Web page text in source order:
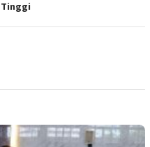
Tinggi